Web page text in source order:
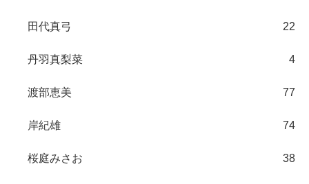
田代真弓 22
丹羽真梨菜 4
渡部恵美 77
岸紀雄 74
桜庭みさお 38